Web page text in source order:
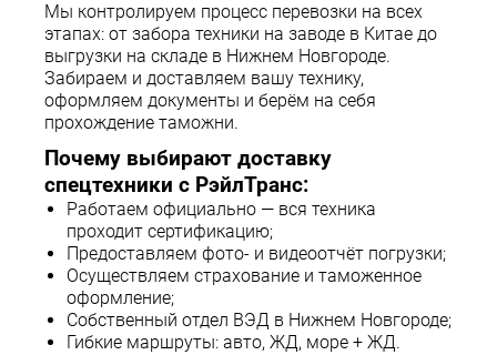
Мы контролируем процесс перевозки на всех
этапах: от забора техники на заводе в Китае до
выгрузки на складе в Нижнем Новгороде.
Забираем и доставляем вашу технику,
оформляем документы и берём на себя
прохождение таможни.
Почему выбирают доставку
спецтехники с РэйлТранс:
Работаем официально — вся техника
проходит сертификацию;
Предоставляем фото- и видеоотчёт погрузки;
Осуществляем страхование и таможенное
оформление;
Собственный отдел ВЭД в Нижнем Новгороде;
Гибкие маршруты: авто, ЖД, море + ЖД.